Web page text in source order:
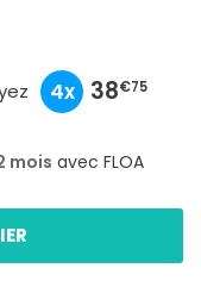
4x 38€75
mois avec FLOA